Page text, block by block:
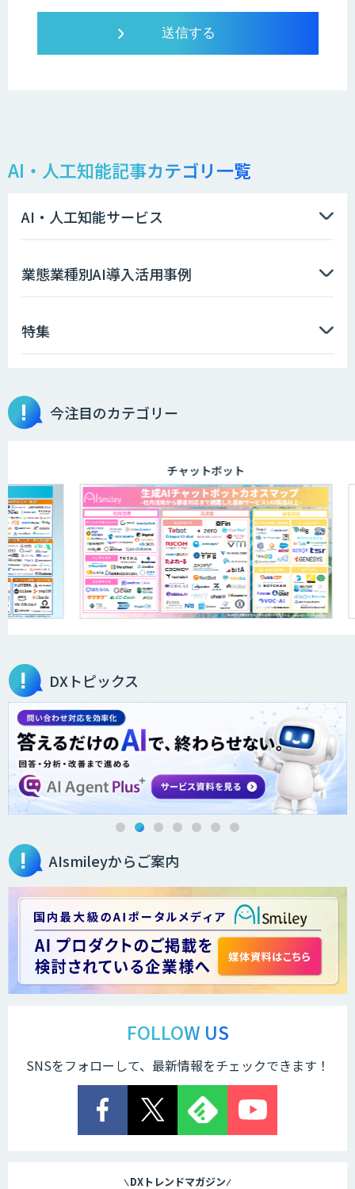
AI・人工知能記事カテゴリ一覧
AI・人工知能サービス
業態業種別AI導入活用事例
特集
今注目のカテゴリー
チャットボット
DXトピックス
AIsmileyからご案内
FOLLOW US
SNSをフォローして、最新情報をチェックできます！
DXトレンドマガジン